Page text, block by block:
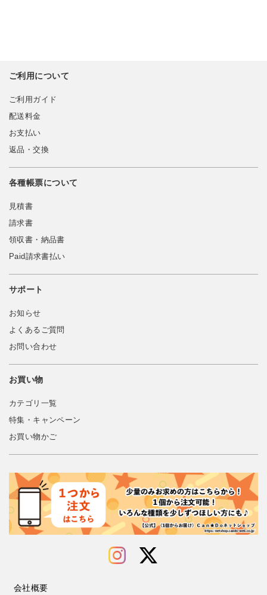
ご利用について
ご利用ガイド
配送料金
お支払い
返品・交換
各種帳票について
見積書
請求書
領収書・納品書
Paid請求書払い
サポート
お知らせ
よくあるご質問
お問い合わせ
お買い物
カテゴリ一覧
特集・キャンペーン
お買い物かご
会社概要